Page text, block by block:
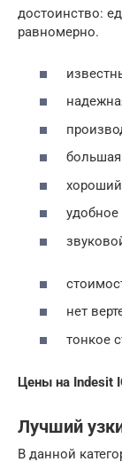
достоинство:
равномерно.
большая
нет
тонкое
Цены на Indesit
Лучший
В данной